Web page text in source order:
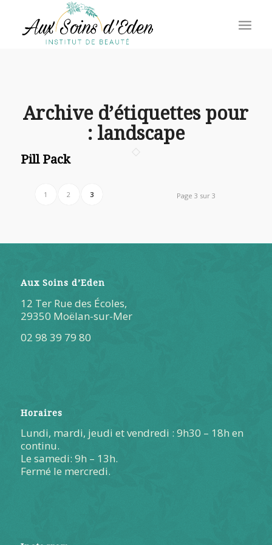
Archive d’étiquettes pour
: landscape
Pill Pack
Page 3 sur 3
1 2 3
Aux Soins d’Eden
12 Ter Rue des Écoles,
29350 Moëlan-sur-Mer
02 98 39 79 80
Horaires
Lundi, mardi, jeudi et vendredi : 9h30 – 18h en
continu.
Le samedi: 9h – 13h.
Fermé le mercredi.